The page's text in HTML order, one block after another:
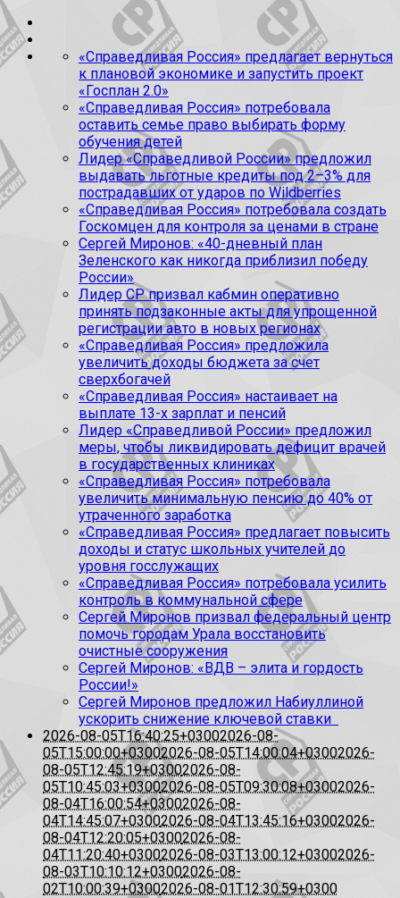
«Справедливая Россия» предлагает вернуться
к плановой экономике и запустить проект
«Госплан 2.0»
«Справедливая Россия» потребовала
оставить семье право выбирать форму
обучения детей
Лидер «Справедливой России» предложил
выдавать льготные кредиты под 2–3% для
пострадавших от ударов по Wildberries
«Справедливая Россия» потребовала создать
Госкомцен для контроля за ценами в стране
Сергей Миронов: «40-дневный план
Зеленского как никогда приблизил победу
России»
Лидер СР призвал кабмин оперативно
принять подзаконные акты для упрощенной
регистрации авто в новых регионах
«Справедливая Россия» предложила
увеличить доходы бюджета за счет
сверхбогачей
«Справедливая Россия» настаивает на
выплате 13-х зарплат и пенсий
Лидер «Справедливой России» предложил
меры, чтобы ликвидировать дефицит врачей
в государственных клиниках
«Справедливая Россия» потребовала
увеличить минимальную пенсию до 40% от
утраченного заработка
«Справедливая Россия» предлагает повысить
доходы и статус школьных учителей до
уровня госслужащих
«Справедливая Россия» потребовала усилить
контроль в коммунальной сфере
Сергей Миронов призвал федеральный центр
помочь городам Урала восстановить
очистные сооружения
Сергей Миронов: «ВДВ – элита и гордость
России!»
Сергей Миронов предложил Набиуллиной
ускорить снижение ключевой ставки
2026-08-05T16:40:25+03002026-08-
05T15:00:00+03002026-08-05T14:00:04+03002026-
08-05T12:45:19+03002026-08-
05T10:45:03+03002026-08-05T09:30:08+03002026-
08-04T16:00:54+03002026-08-
04T14:45:07+03002026-08-04T13:45:16+03002026-
08-04T12:20:05+03002026-08-
04T11:20:40+03002026-08-03T13:00:12+03002026-
08-03T10:10:12+03002026-08-
02T10:00:39+03002026-08-01T12:30:59+0300